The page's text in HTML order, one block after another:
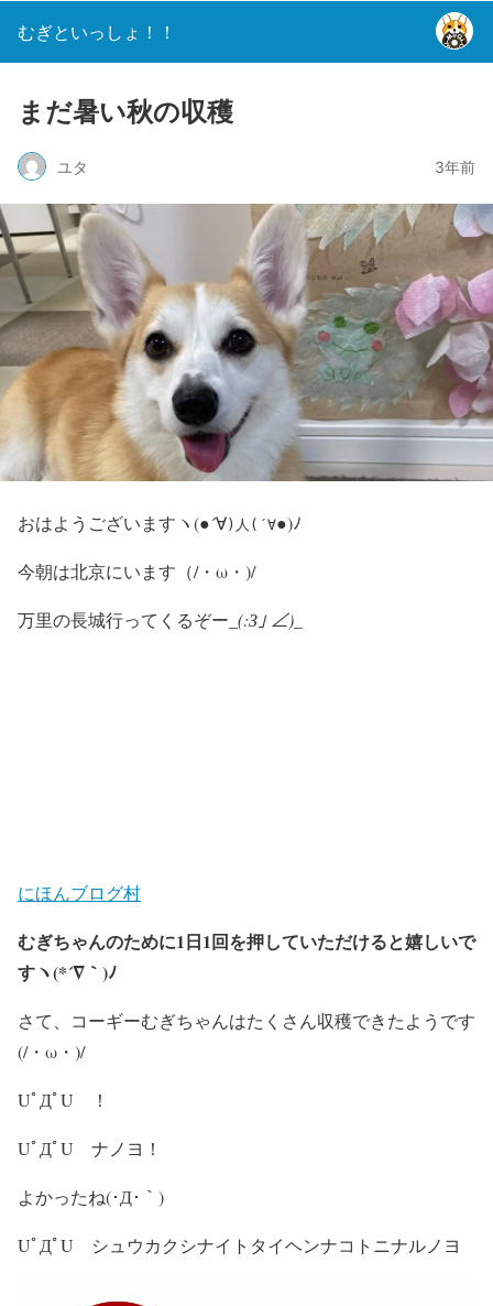
むぎといっしょ！！
まだ暑い秋の収穫
ユタ 3年前
おはようございますヽ(●´∀ )人(´∀●)ﾉ
今朝は北京にいます（/・ω・)/
万里の長城行ってくるぞー_ (:З｣ ∠)_
にほんブログ村
むぎちゃんのために1日1回を押していただけると嬉しいで
すヽ(*´∇｀)ﾉ
さて、コーギーむぎちゃんはたくさん収穫できたようです
(/・ω・)/
UﾟДﾟU ！
UﾟДﾟU ナノヨ！
よかったね(･Д･｀)
UﾟДﾟU シュウカクシナイトタイヘンナコトニナルノヨ